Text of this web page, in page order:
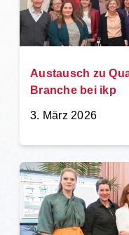
Austausch zu
Branche bei ikp
3. März 2026